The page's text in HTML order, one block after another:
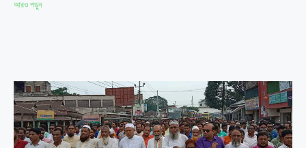
আরও পড়ুন